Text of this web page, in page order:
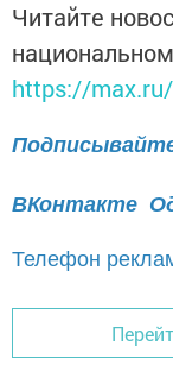
Читайте
https://
ВКонтакте
Телефон